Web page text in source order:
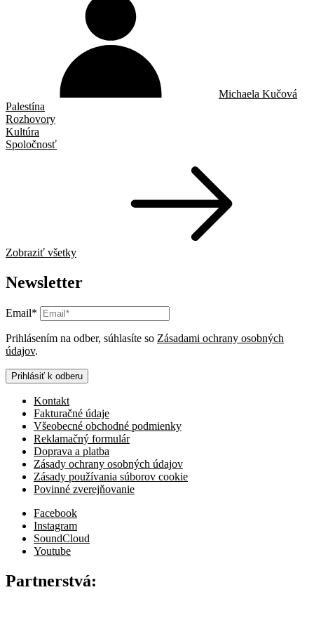
Michaela Kučová
Palestína
Rozhovory
Kultúra
Spoločnosť
Zobraziť všetky
Newsletter
Email*
Prihlásením na odber, súhlasíte so Zásadami ochrany osobných
údajov.
Prihlásiť k odberu
Kontakt
Fakturačné údaje
Všeobecné obchodné podmienky
Reklamačný formulár
Doprava a platba
Zásady ochrany osobných údajov
Zásady používania súborov cookie
Povinné zverejňovanie
Facebook
Instagram
SoundCloud
Youtube
Partnerstvá: